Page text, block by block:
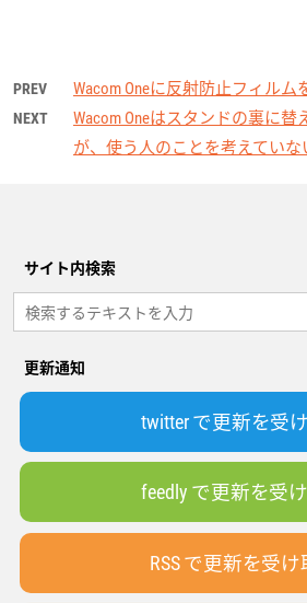
PREV Wacom Oneに反射防止フィルム
NEXT
Wacom Oneはスタンドの裏に
が、使う人のことを考えていな
サイト内検索
更新通知
twitter で更新を受
feedly で更新を受
RSS で更新を受け